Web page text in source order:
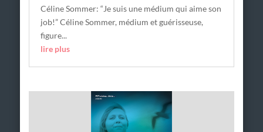
Céline Sommer: “Je suis une médium qui aime son
job!” Céline Sommer, médium et guérisseuse,
figure...
lire plus